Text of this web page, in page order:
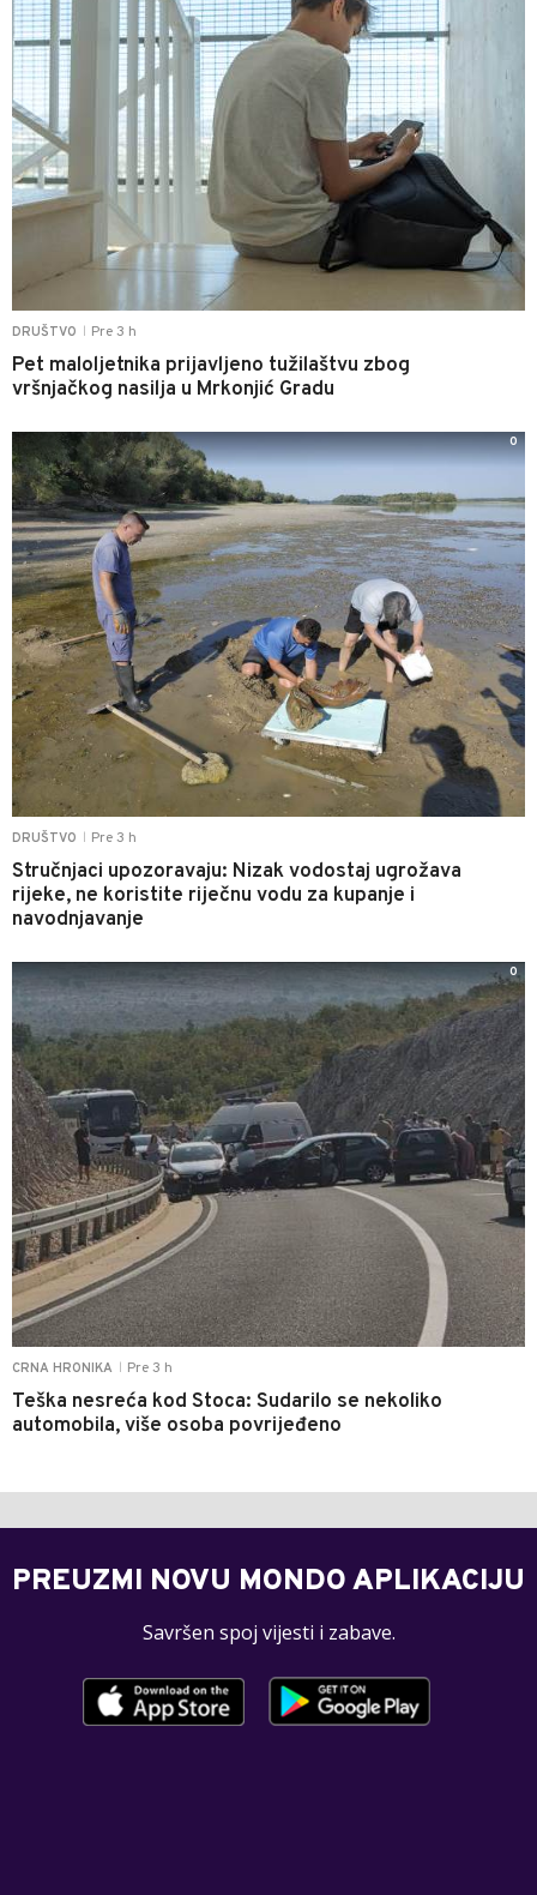
DRUŠTVO Pre 3 h
Pet maloljetnika prijavljeno tužilaštvu zbog
vršnjačkog nasilja u Mrkonjić Gradu
DRUŠTVO Pre 3 h
Stručnjaci upozoravaju: Nizak vodostaj ugrožava
rijeke, ne koristite riječnu vodu za kupanje i
navodnjavanje
0
CRNA HRONIKA Pre 3 h
Teška nesreća kod Stoca: Sudarilo se nekoliko
automobila, više osoba povrijeđeno
0
PREUZMI NOVU MONDO APLIKACIJU
Savršen spoj vijesti i zabave.